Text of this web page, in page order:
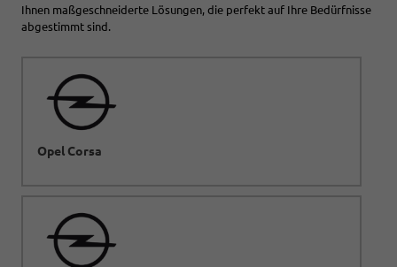
Ihnen maßgeschneiderte Lösungen, die perfekt auf Ihre Bedürfnisse
abgestimmt sind.
Opel Corsa